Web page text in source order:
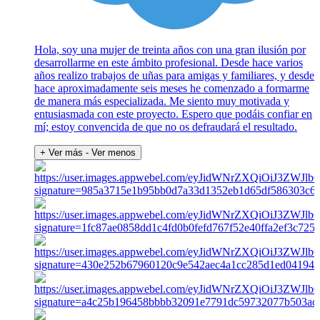
Hola, soy una mujer de treinta años con una gran ilusión por
desarrollarme en este ámbito profesional. Desde hace varios
años realizo trabajos de uñas para amigas y familiares, y desde
hace aproximadamente seis meses he comenzado a formarme
de manera más especializada. Me siento muy motivada y
entusiasmada con este proyecto. Espero que podáis confiar en
mí; estoy convencida de que no os defraudará el resultado.
+ Ver más - Ver menos